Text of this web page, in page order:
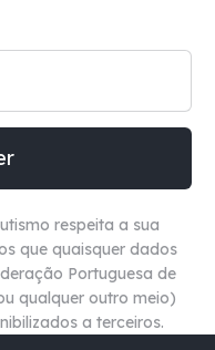
respeita a sua
que quaisquer dados
Portuguesa de
qualquer outro meio)
a terceiros.